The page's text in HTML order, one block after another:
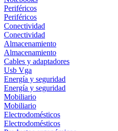
Periféricos
Periféricos
Conectividad
Conectividad
Almacenamiento
Almacenamiento
Cables y adaptadores
Usb Vga
Energía y seguridad
Energía y seguridad
Mobiliario
Mobiliario
Electrodomésticos
Electrodomésticos